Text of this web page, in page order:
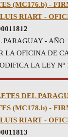
(MC176.b) -
RIART -
PARAGUAY -
LA OFICINA DE
LA LEY Nº
DEL
(MC178.b) -
RIART -